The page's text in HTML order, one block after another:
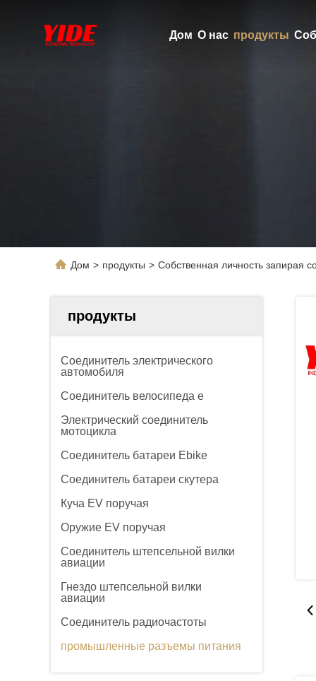
Дом О нас продукты
Дом > продукты > Собственная личность запирая
продукты
Соединитель электрического
автомобиля
Соединитель велосипеда e
Электрический соединитель
мотоцикла
Соединитель батареи Ebike
Соединитель батареи скутера
Куча EV поручая
Оружие EV поручая
Соединитель штепсельной вилки
авиации
Гнездо штепсельной вилки
авиации
Соединитель радиочастоты
промышленные разъемы питания